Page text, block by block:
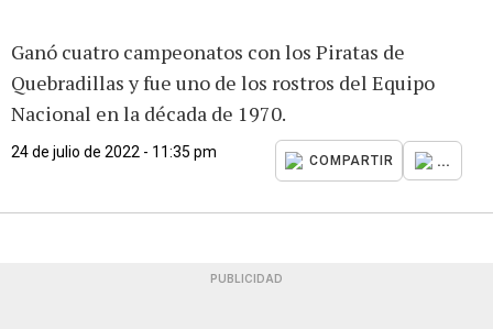
Ganó cuatro campeonatos con los Piratas de
Quebradillas y fue uno de los rostros del Equipo
Nacional en la década de 1970.
24 de julio de 2022 - 11:35 pm
COMPARTIR ...
PUBLICIDAD